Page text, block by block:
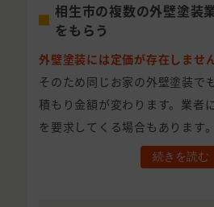
相生市の複数の外壁塗装
をもらう
外壁塗装には定価が存在しません
そのため同じお家の外壁塗装で
積もり金額が変わります。業者
を要求してくる場合もあります。
続きを読む